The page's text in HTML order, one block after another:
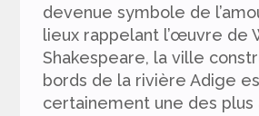
devenue symbole de
lieux rappelant l’œuvre de
Shakespeare, la ville
bords de la rivière Adige
certainement une des plus